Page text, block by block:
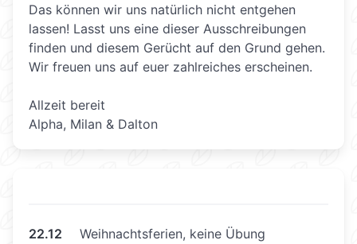
Das können wir uns natürlich nicht entgehen
lassen! Lasst uns eine dieser Ausschreibungen
finden und diesem Gerücht auf den Grund gehen.
Wir freuen uns auf euer zahlreiches erscheinen.
Allzeit bereit
Alpha, Milan & Dalton
22.12
Weihnachtsferien, keine Übung